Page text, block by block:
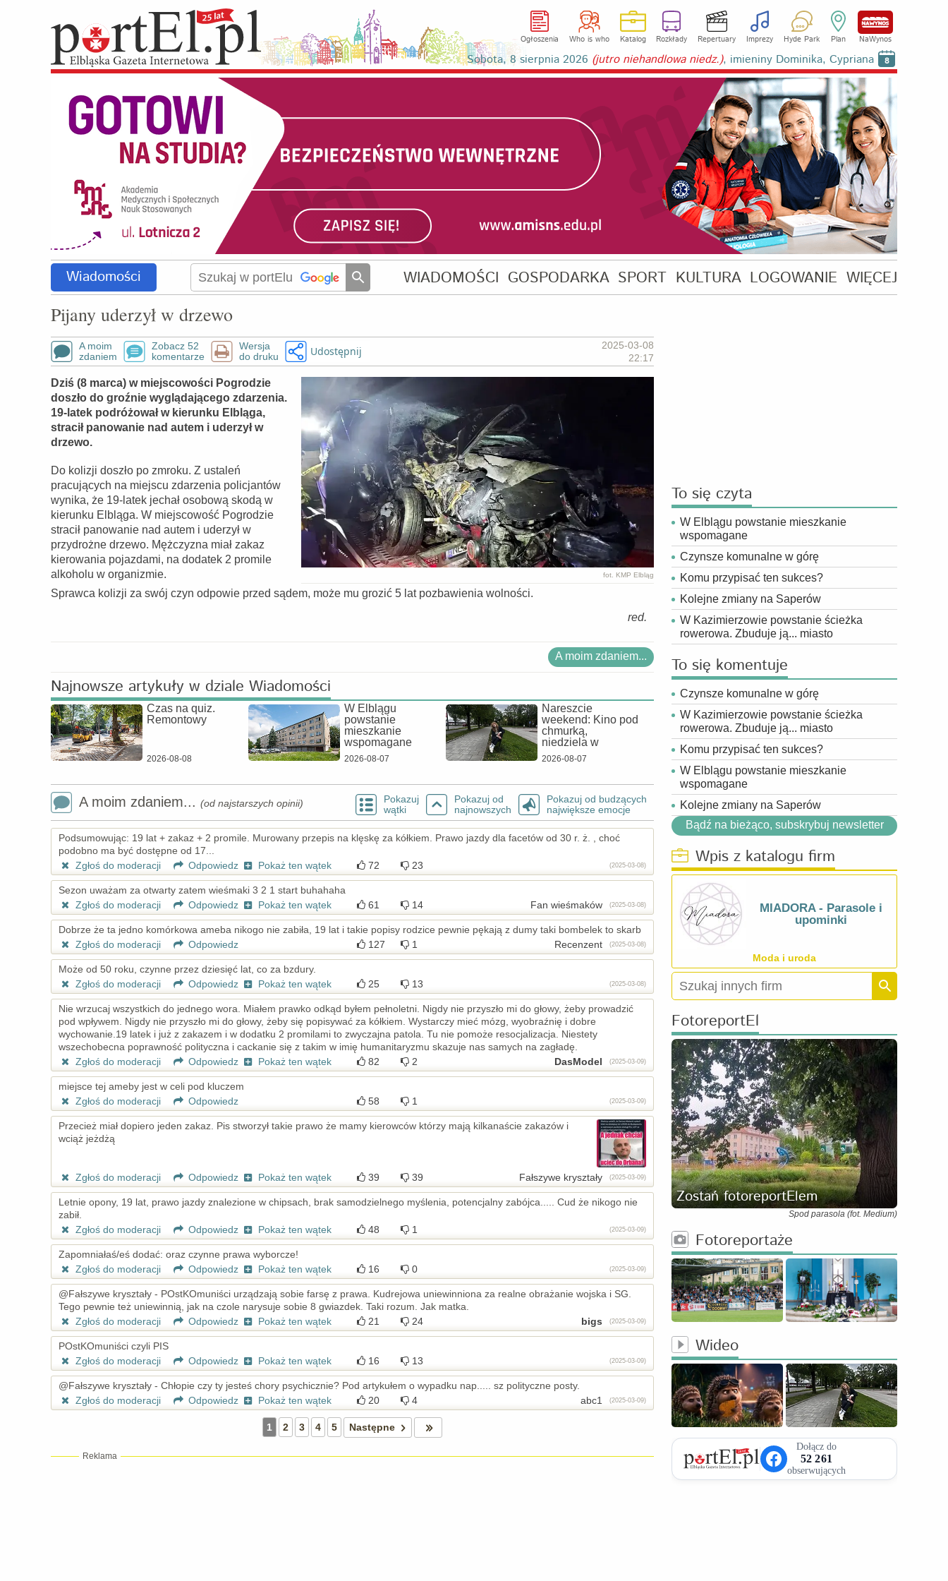
Ogłoszenia Who is who Katalog Rozkłady Repertuary Imprezy Hyde Park Plan NaWynos
Sobota, 8 sierpnia 2026 (jutro niehandlowa niedz.), imieniny Dominika, Cypriana 8
Wiadomości WIADOMOŚCI GOSPODARKA SPORT KULTURA LOGOWANIE WIĘCEJ
Pijany uderzył w drzewo
A moim
zdaniem
Zobacz 52
komentarze
Wersja
do druku
Udostępnij
2025-03-08
22:17
fot. KMP Elbląg
Dziś (8 marca) w miejscowości Pogrodzie
doszło do groźnie wyglądającego zdarzenia.
19-latek podróżował w kierunku Elbląga,
stracił panowanie nad autem i uderzył w
drzewo.
Do kolizji doszło po zmroku. Z ustaleń
pracujących na miejscu zdarzenia policjantów
wynika, że 19-latek jechał osobową skodą w
kierunku Elbląga. W miejscowość Pogrodzie
stracił panowanie nad autem i uderzył w
przydrożne drzewo. Mężczyzna miał zakaz
kierowania pojazdami, na dodatek 2 promile
alkoholu w organizmie.
Sprawca kolizji za swój czyn odpowie przed sądem, może mu grozić 5 lat pozbawienia wolności.
red.
A moim zdaniem...
Najnowsze artykuły w dziale Wiadomości
Czas na quiz.
Remontowy
2026-08-08
W Elblągu
powstanie
mieszkanie
wspomagane
2026-08-07
Nareszcie
weekend: Kino pod
chmurką,
niedziela w
2026-08-07
A moim zdaniem... (od najstarszych opinii)
Pokazuj
wątki
Pokazuj od
najnowszych
Pokazuj od budzących
największe emocje
Podsumowując: 19 lat + zakaz + 2 promile. Murowany przepis na klęskę za kółkiem. Prawo jazdy dla facetów od 30 r. ż. , choć
podobno ma być dostępne od 17...
Zgłoś do moderacji
Odpowiedz Pokaż ten wątek 72 23 (2025-03-08)
Sezon uważam za otwarty zatem wieśmaki 3 2 1 start buhahaha
Zgłoś do moderacji
Odpowiedz Pokaż ten wątek 61 14 Fan wieśmaków (2025-03-08)
Dobrze że ta jedno komórkowa ameba nikogo nie zabiła, 19 lat i takie popisy rodzice pewnie pękają z dumy taki bombelek to skarb
Zgłoś do moderacji
Odpowiedz 127 1 Recenzent (2025-03-08)
Może od 50 roku, czynne przez dziesięć lat, co za bzdury.
Zgłoś do moderacji
Odpowiedz Pokaż ten wątek 25 13 (2025-03-08)
Nie wrzucaj wszystkich do jednego wora. Miałem prawko odkąd byłem pełnoletni. Nigdy nie przyszło mi do głowy, żeby prowadzić
pod wpływem. Nigdy nie przyszło mi do głowy, żeby się popisywać za kółkiem. Wystarczy mieć mózg, wyobraźnię i dobre
wychowanie.19 latek i już z zakazem i w dodatku 2 promilami to zwyczajna patola. Tu nie pomoże resocjalizacja. Niestety
wszechobecna poprawność polityczna i cackanie się z takim w imię humanitaryzmu skazuje nas samych na zagładę.
Zgłoś do moderacji
Odpowiedz Pokaż ten wątek 82 2 DasModel (2025-03-09)
miejsce tej ameby jest w celi pod kluczem
Zgłoś do moderacji
Odpowiedz 58 1 (2025-03-09)
Przecież miał dopiero jeden zakaz. Pis stworzył takie prawo że mamy kierowców którzy mają kilkanaście zakazów i
wciąż jeżdżą
Zgłoś do moderacji Odpowiedz Pokaż ten wątek 39 39 Fałszywe kryształy (2025-03-09)
Letnie opony, 19 lat, prawo jazdy znalezione w chipsach, brak samodzielnego myślenia, potencjalny zabójca..... Cud że nikogo nie
zabił.
Zgłoś do moderacji
Odpowiedz Pokaż ten wątek 48 1 (2025-03-09)
Zapomniałaś/eś dodać: oraz czynne prawa wyborcze!
Zgłoś do moderacji
Odpowiedz Pokaż ten wątek 16 0 (2025-03-09)
@Fałszywe kryształy - POstKOmuniści urządzają sobie farsę z prawa. Kudrejowa uniewinniona za realne obrażanie wojska i SG.
Tego pewnie też uniewinnią, jak na czole narysuje sobie 8 gwiazdek. Taki rozum. Jak matka.
Zgłoś do moderacji
Odpowiedz Pokaż ten wątek 21 24 bigs (2025-03-09)
POstKOmuniści czyli PIS
Zgłoś do moderacji
Odpowiedz Pokaż ten wątek 16 13 (2025-03-09)
@Fałszywe kryształy - Chłopie czy ty jesteś chory psychicznie? Pod artykułem o wypadku nap..... sz polityczne posty.
Zgłoś do moderacji
Odpowiedz Pokaż ten wątek 20 4 abc1 (2025-03-09)
1 2 3 4 5 Następne
Reklama
To się czyta
W Elblągu powstanie mieszkanie
wspomagane
Czynsze komunalne w górę
Komu przypisać ten sukces?
Kolejne zmiany na Saperów
W Kazimierzowie powstanie ścieżka
rowerowa. Zbuduje ją... miasto
To się komentuje
Czynsze komunalne w górę
W Kazimierzowie powstanie ścieżka
rowerowa. Zbuduje ją... miasto
Komu przypisać ten sukces?
W Elblągu powstanie mieszkanie
wspomagane
Kolejne zmiany na Saperów
Bądź na bieżąco, subskrybuj newsletter
Wpis z katalogu firm
MIADORA - Parasole i
upominki
Moda i uroda
FotoreportEl
Zostań fotoreportElem
Spod parasola (fot. Medium)
Fotoreportaże
Wideo